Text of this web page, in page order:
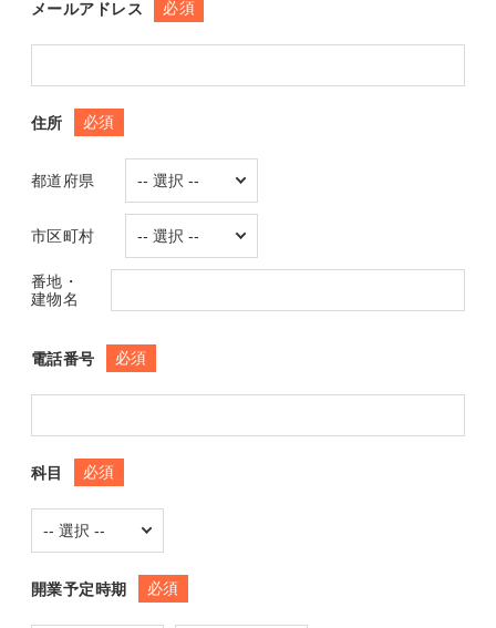
メールアドレス 必須
住所 必須
都道府県
市区町村
番地・
建物名
電話番号 必須
科目 必須
開業予定時期 必須